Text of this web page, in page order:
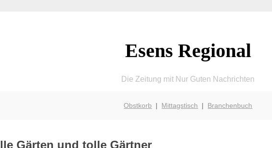
Esens Regional
Die Zeitung mit Nur Guten Nachrichten
Obstkorb | Mittagstisch | Branchenbuch
Gärten und tolle Gärtner